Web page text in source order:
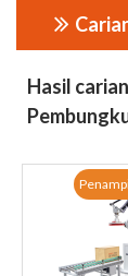
Hasil